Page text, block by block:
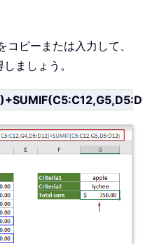
ピーまたは入力して、
ましょう。